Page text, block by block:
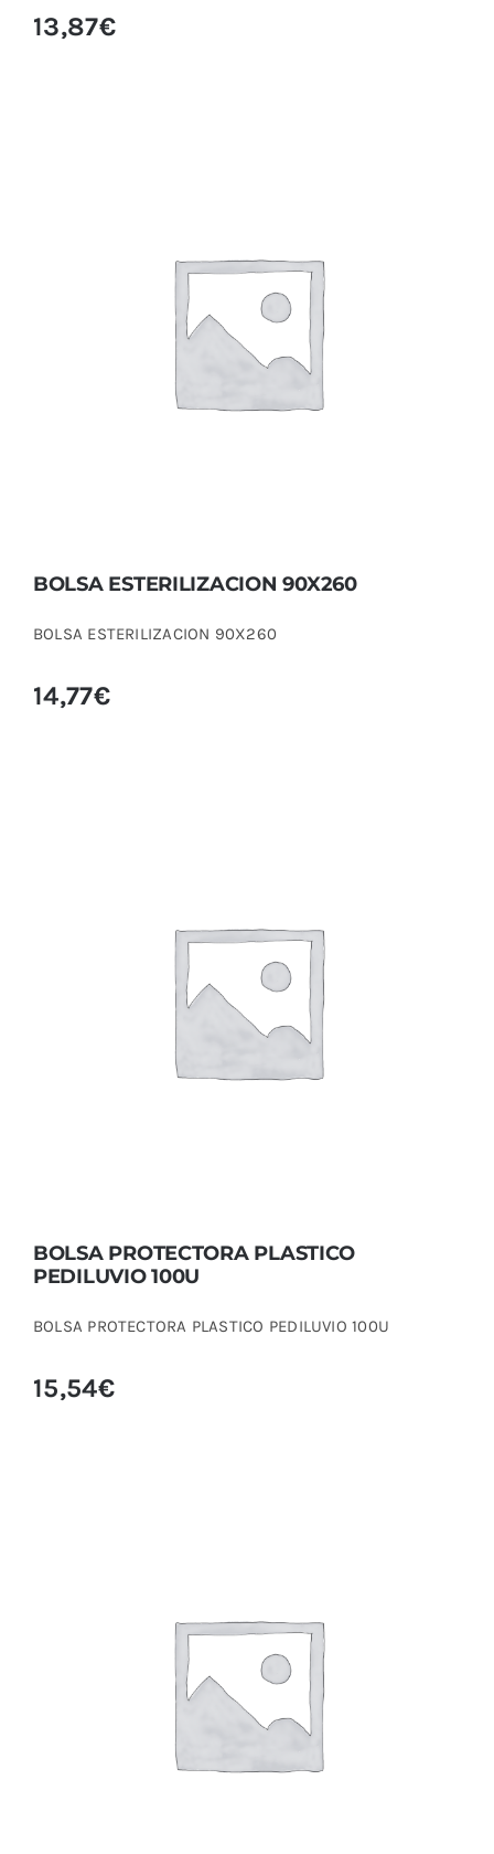
13,87€
BOLSA ESTERILIZACION 90X260
BOLSA ESTERILIZACION 90X260
BOLSA ESTERILIZACION 90X260
14,77€
BOLSA PROTECTORA PLASTICO
PEDILUVIO 100U
BOLSA PROTECTORA PLASTICO
PEDILUVIO 100U
BOLSA PROTECTORA PLASTICO PEDILUVIO 100U
15,54€
BOLSAS ESTERILIZACION 135×260 50
UNDS